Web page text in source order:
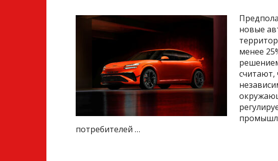
новые
менее
потребителей …